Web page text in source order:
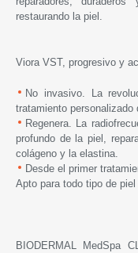
restaurando la piel.
Viora VST, progresivo y
No invasivo. La
tratamiento personalizado
Regenera. La
profundo de la piel,
colágeno y la elastina.
Desde el primer
Apto para todo tipo de
BIODERMAL MedSpa